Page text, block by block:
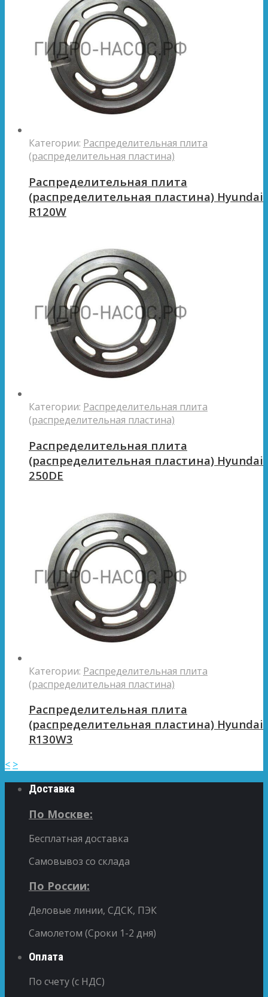
Категории: Распределительная плита
(распределительная пластина)
Распределительная плита
(распределительная пластина) Hyundai
R120W
Категории: Распределительная плита
(распределительная пластина)
Распределительная плита
(распределительная пластина) Hyundai
250DE
Категории: Распределительная плита
(распределительная пластина)
Распределительная плита
(распределительная пластина) Hyundai
R130W3
< >
Доставка
По Москве:
Бесплатная доставка
Самовывоз со склада
По России:
Деловые линии, СДСК, ПЭК
Самолетом (Сроки 1-2 дня)
Оплата
По счету (с НДС)